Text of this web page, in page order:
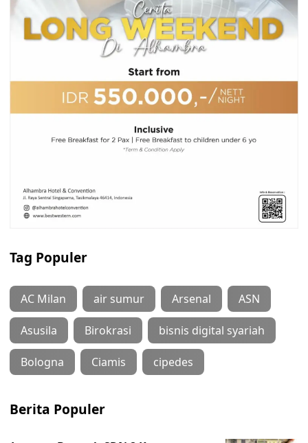
Tag Populer
AC Milan air sumur Arsenal ASN
Asusila Birokrasi bisnis digital syariah
Bologna Ciamis cipedes
Berita Populer